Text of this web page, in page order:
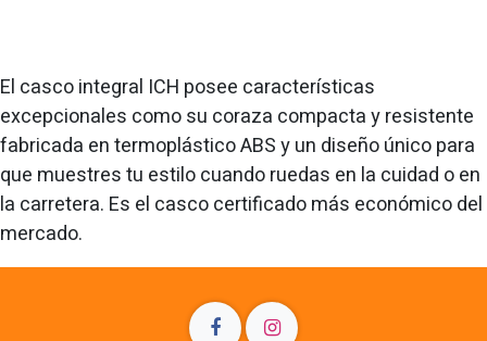
El casco integral ICH posee características
excepcionales como su coraza compacta y resistente
fabricada en termoplástico ABS y un diseño único para
que muestres tu estilo cuando ruedas en la cuidad o en
la carretera. Es el casco certificado más económico del
mercado.